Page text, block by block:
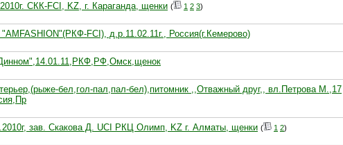
СКК-FCI, KZ, г. Караганда, щенки ( 1 2 3)
FCI), д.р.11.02.11г., Россия(г.Кемерово)
бел,гол-пал,пал-бел),питомник ,,Отважный друг,, вл.Петрова М.,17
зав. Скакова Д. UCI РКЦ Олимп, KZ г. Алматы, щенки ( 1 2)